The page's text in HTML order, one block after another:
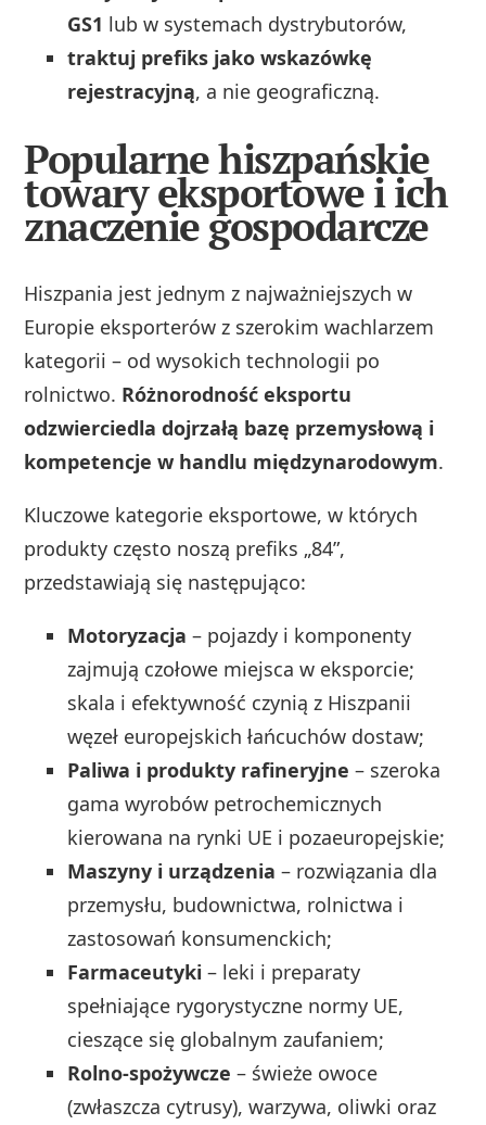
GS1 lub w systemach dystrybutorów,
traktuj prefiks jako wskazówkę
rejestracyjną, a nie geograficzną.
Popularne hiszpańskie
towary eksportowe i ich
znaczenie gospodarcze
Hiszpania jest jednym z najważniejszych w
Europie eksporterów z szerokim wachlarzem
kategorii – od wysokich technologii po
rolnictwo. Różnorodność eksportu
odzwierciedla dojrzałą bazę przemysłową i
kompetencje w handlu międzynarodowym.
Kluczowe kategorie eksportowe, w których
produkty często noszą prefiks „84”,
przedstawiają się następująco:
Motoryzacja – pojazdy i komponenty
zajmują czołowe miejsca w eksporcie;
skala i efektywność czynią z Hiszpanii
węzeł europejskich łańcuchów dostaw;
Paliwa i produkty rafineryjne – szeroka
gama wyrobów petrochemicznych
kierowana na rynki UE i pozaeuropejskie;
Maszyny i urządzenia – rozwiązania dla
przemysłu, budownictwa, rolnictwa i
zastosowań konsumenckich;
Farmaceutyki – leki i preparaty
spełniające rygorystyczne normy UE,
cieszące się globalnym zaufaniem;
Rolno‑spożywcze – świeże owoce
(zwłaszcza cytrusy), warzywa, oliwki oraz